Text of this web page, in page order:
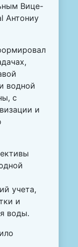
Вице-
Антониу
водной
с
и
учета,
и
воды.